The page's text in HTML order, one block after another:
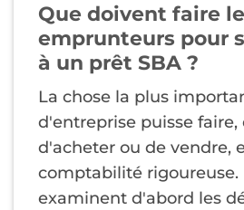
Que doivent faire
emprunteurs pour
à un prêt SBA ?
La chose la plus
d'entreprise puisse faire,
d'acheter ou de vendre,
comptabilité rigoureuse.
examinent d'abord les